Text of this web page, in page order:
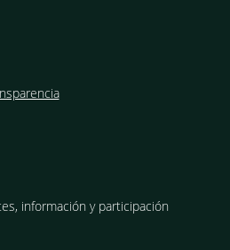
información y participación